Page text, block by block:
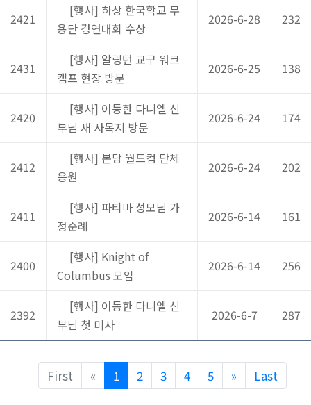
2421
[행사] 하상 한국학교 무
용단 경연대회 수상
2026-6-28 232
2431
[행사] 알링턴 교구 워크
캠프 현장 방문
2026-6-25 138
2420
[행사] 이동한 다니엘 신
부님 새 사목지 방문
2026-6-24 174
2412
[행사] 본당 월드컵 단체
응원
2026-6-24 202
2411
[행사] 파티마 성모님 가
정순례
2026-6-14 161
2400
[행사] Knight of
Columbus 모임
2026-6-14 256
2392
[행사] 이동한 다니엘 신
부님 첫 미사
2026-6-7 287
First « Previous
1 2 3 4 5 » NextLast